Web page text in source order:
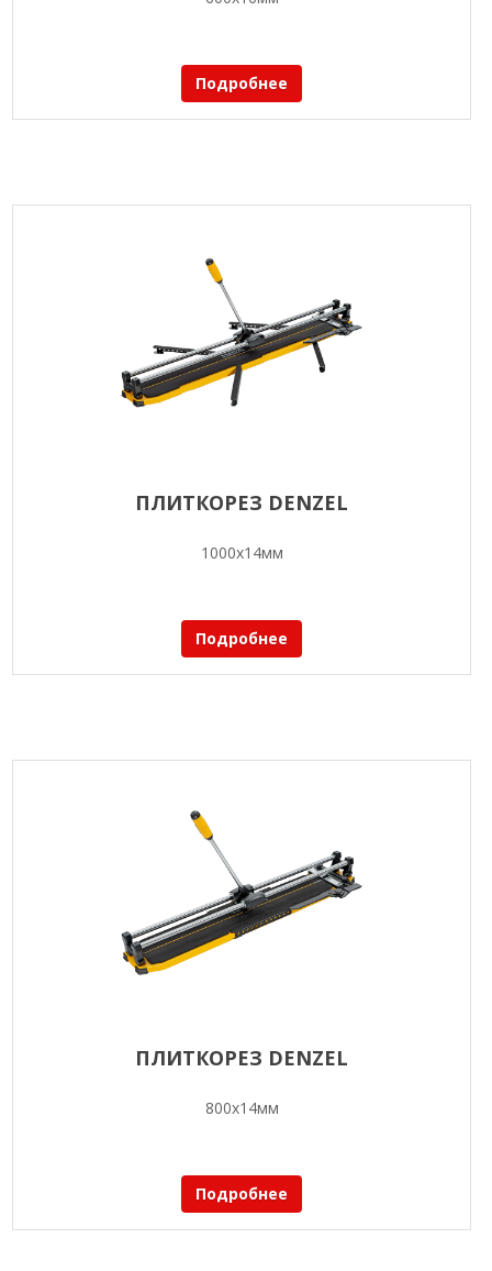
Подробнее
ПЛИТКОРЕЗ DENZEL
1000х14мм
Подробнее
ПЛИТКОРЕЗ DENZEL
800х14мм
Подробнее